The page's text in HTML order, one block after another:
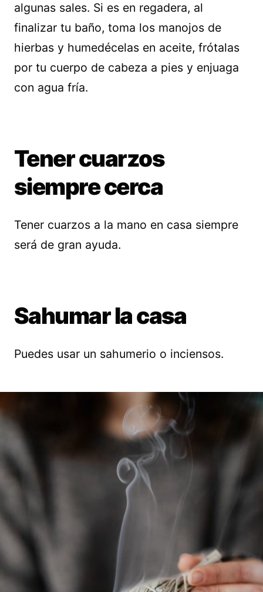
algunas sales. Si es en regadera, al
finalizar tu baño, toma los manojos de
hierbas y humedécelas en aceite, frótalas
por tu cuerpo de cabeza a pies y enjuaga
con agua fría.
Tener cuarzos
siempre cerca
Tener cuarzos a la mano en casa siempre
será de gran ayuda.
Sahumar la casa
Puedes usar un sahumerio o inciensos.